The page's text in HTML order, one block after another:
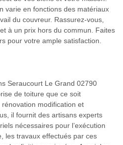
varie en fonctions des matériaux
du couvreur. Rassurez-vous,
à un prix hors du commun. Faites
pour votre ample satisfaction.
Seraucourt Le Grand 02790
de toiture que ce soit
modification et
il fournit des artisans experts
nécessaires pour l’exécution
les travaux effectués par ces